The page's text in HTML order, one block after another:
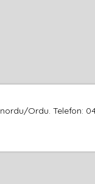
Ordu. Telefon: